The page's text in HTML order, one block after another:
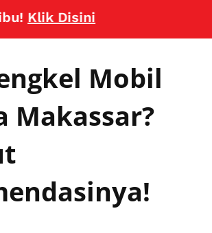
Disini
Mobil
Makassar?